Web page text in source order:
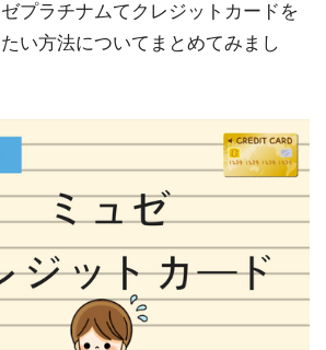
プラチナムてクレジットカードを
い方法についてまとめてみまし